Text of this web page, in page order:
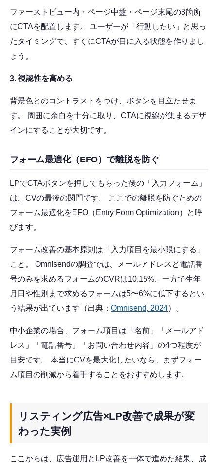
ファーストビュー内・ページ中盤・ページ末尾の3箇所
にCTAを配置します。 ユーザーが「行動したい」と思っ
たタイミングで、すぐにCTAが目に入る状態を作りまし
ょう。
3. 視認性を高める
背景色とのコントラストをつけ、ボタンを目立たせま
す。 周囲に余白を十分に取り、CTAに視線が集まるデザ
インにすることが大切です。
フォーム最適化（EFO）で離脱を防ぐ
LPでCTAボタンを押してもらった後の「入力フォーム」
は、CVの最後の関門です。 ここでの離脱を防ぐための
フォーム最適化をEFO（Entry Form Optimization）と呼
びます。
フォーム改善の基本原則は「入力項目を最小限にする」
こと。 Omnisendの調査では、メールアドレスと電話番
号のみを求めるフォームのCVRは10.15%、一方で生年
月日や性別まで求めるフォームは5〜6%に低下するとい
う結果が出ています（出典： Omnisend, 2024）。
中小企業の場合、フォーム項目は「名前」「メールアド
レス」「電話番号」「お問い合わせ内容」の4つ程度が
目安です。 本当にCVを最大化したいなら、まずフォー
ム項目の削減から着手することをおすすめします。
リスティング広告×LP改善で成果が変
わった実例
ここからは、広告運用とLP改善を一体で進めた結果、成